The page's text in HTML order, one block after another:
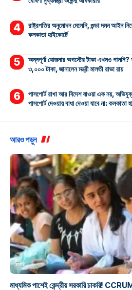
রাষ্ট্রপতির অনুমোদন মেলেনি, গুন্ডা দমন আইন
কলকাতা হাইকোর্টে
অন্নপূর্ণা যোজনার অগস্টের টাকা এখনও পাননি?
৩,০০০ টাকা, জানালেন মন্ত্রী মালতী রাভা রায়
পাসপোর্ট রাখা আর বিদেশ যাওয়া এক নয়,
পাসপোর্ট দেওয়ায় বাধা দেওয়া যাবে না: কলকাতা
আরও পড়ুন
চাকরি
মাধ্যমিক পাশেই কেন্দ্রীয় সরকারি চাকরি!